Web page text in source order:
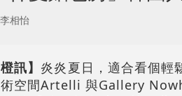
相怡
橙訊】 炎炎夏日，適合看個輕
空間Artelli 與Gallery